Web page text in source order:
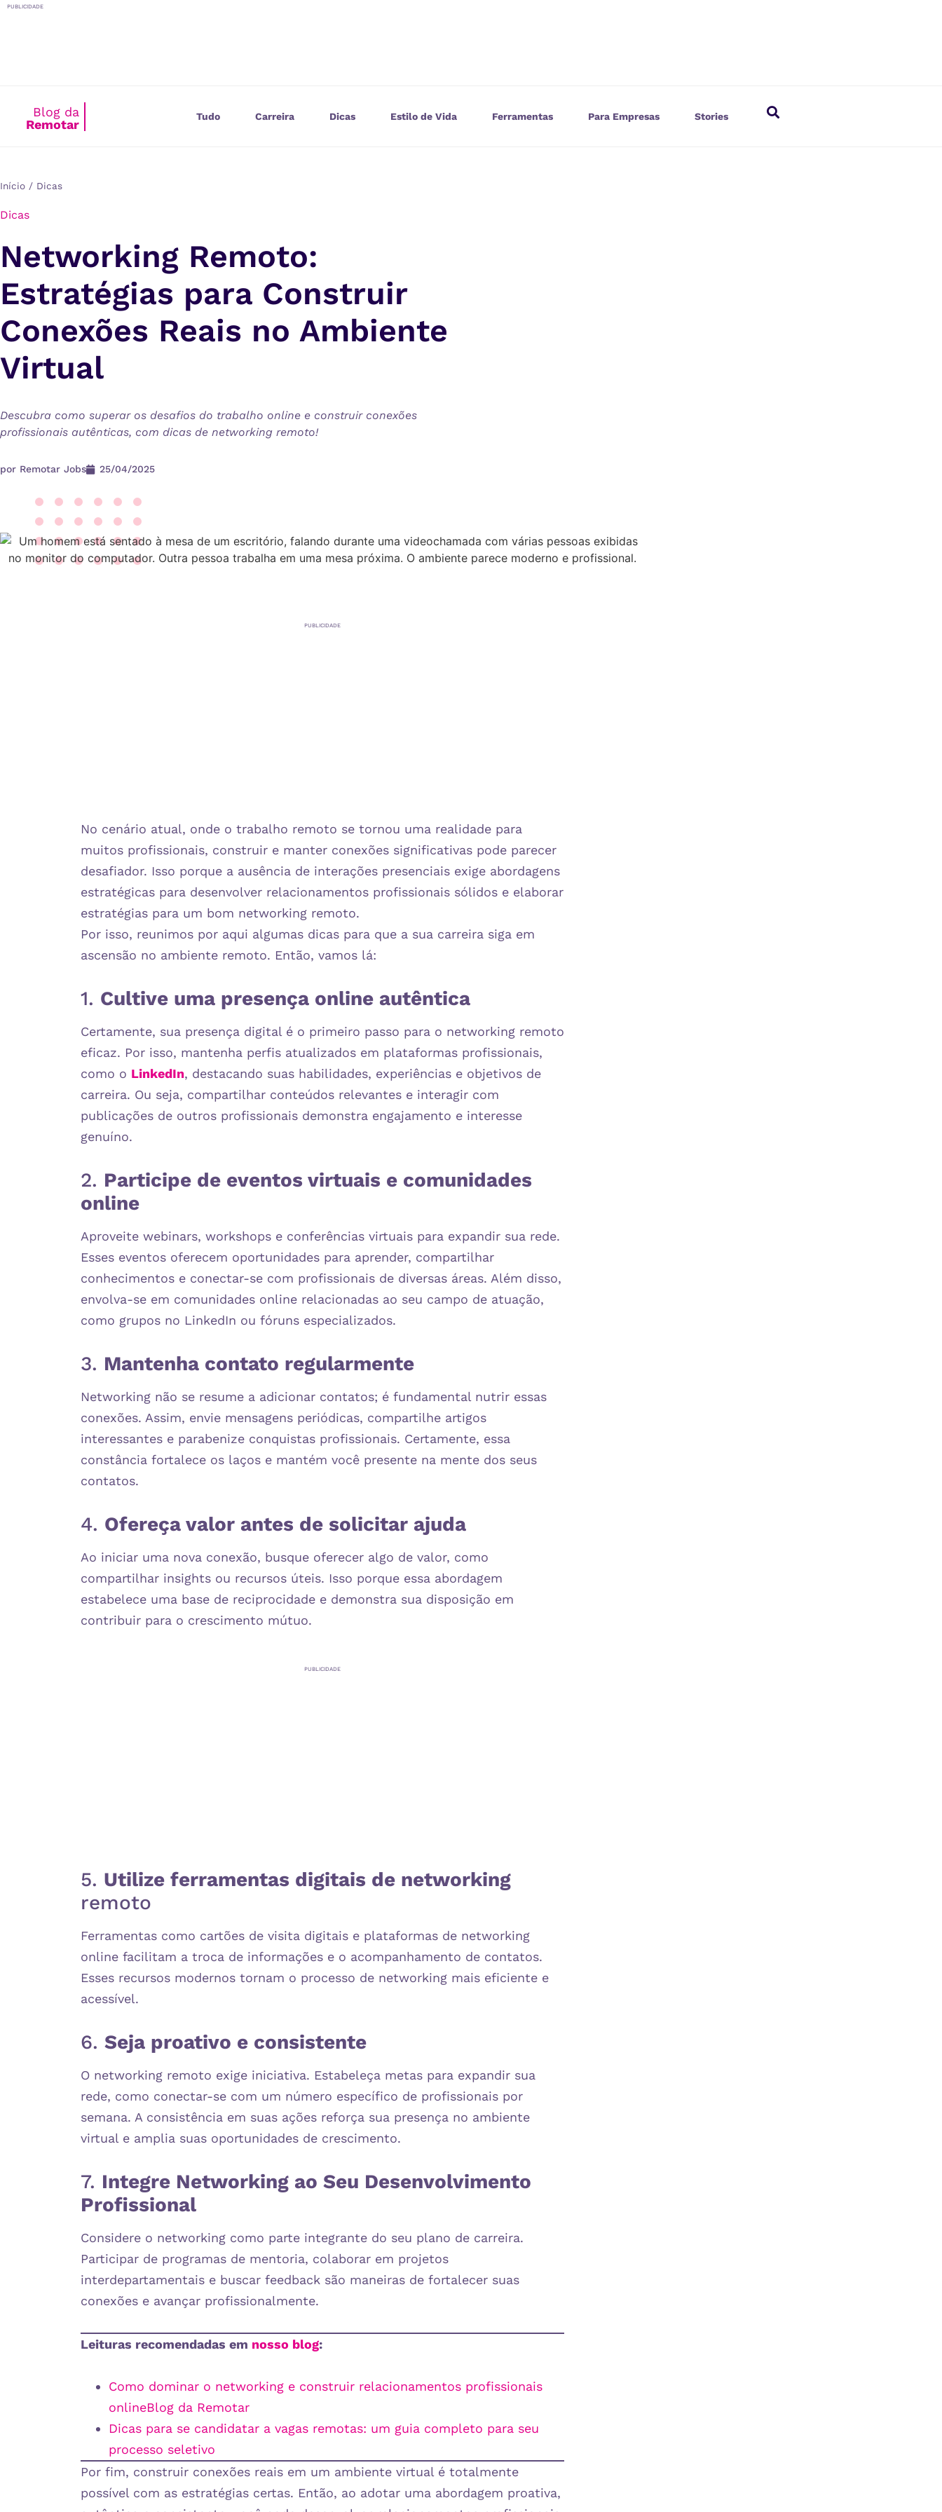
PUBLICIDADE
Blog da
Remotar
Tudo Carreira Dicas Estilo de Vida Ferramentas Para Empresas Stories
Início / Dicas
Dicas
Networking Remoto:
Estratégias para Construir
Conexões Reais no Ambiente
Virtual​
Descubra como superar os desafios do trabalho online e construir conexões
profissionais autênticas, com dicas de ​networking remoto!
por Remotar Jobs 25/04/2025
PUBLICIDADE
No cenário atual, onde o trabalho remoto se tornou uma realidade para
muitos profissionais, construir e manter conexões significativas pode parecer
desafiador. Isso porque a ausência de interações presenciais exige abordagens
estratégicas para desenvolver relacionamentos profissionais sólidos e elaborar
estratégias para um bom networking remoto.​
Por isso, reunimos por aqui algumas dicas para que a sua carreira siga em
ascensão no ambiente remoto. Então, vamos lá:
1. Cultive uma presença online autêntica
Certamente, sua presença digital é o primeiro passo para o networking remoto
eficaz. Por isso, mantenha perfis atualizados em plataformas profissionais,
como o LinkedIn, destacando suas habilidades, experiências e objetivos de
carreira. Ou seja, compartilhar conteúdos relevantes e interagir com
publicações de outros profissionais demonstra engajamento e interesse
genuíno.
2. Participe de eventos virtuais e comunidades
online
Aproveite webinars, workshops e conferências virtuais para expandir sua rede.
Esses eventos oferecem oportunidades para aprender, compartilhar
conhecimentos e conectar-se com profissionais de diversas áreas. Além disso,
envolva-se em comunidades online relacionadas ao seu campo de atuação,
como grupos no LinkedIn ou fóruns especializados. ​
3. Mantenha contato regularmente
Networking não se resume a adicionar contatos; é fundamental nutrir essas
conexões. Assim, envie mensagens periódicas, compartilhe artigos
interessantes e parabenize conquistas profissionais. Certamente, essa
constância fortalece os laços e mantém você presente na mente dos seus
contatos. ​
4. Ofereça valor antes de solicitar ajuda
Ao iniciar uma nova conexão, busque oferecer algo de valor, como
compartilhar insights ou recursos úteis. Isso porque essa abordagem
estabelece uma base de reciprocidade e demonstra sua disposição em
contribuir para o crescimento mútuo.​
PUBLICIDADE
5. Utilize ferramentas digitais de networking
remoto
Ferramentas como cartões de visita digitais e plataformas de networking
online facilitam a troca de informações e o acompanhamento de contatos.
Esses recursos modernos tornam o processo de networking mais eficiente e
acessível. ​
6. Seja proativo e consistente
O networking remoto exige iniciativa. Estabeleça metas para expandir sua
rede, como conectar-se com um número específico de profissionais por
semana. A consistência em suas ações reforça sua presença no ambiente
virtual e amplia suas oportunidades de crescimento.​
7. Integre Networking ao Seu Desenvolvimento
Profissional
Considere o networking como parte integrante do seu plano de carreira.
Participar de programas de mentoria, colaborar em projetos
interdepartamentais e buscar feedback são maneiras de fortalecer suas
conexões e avançar profissionalmente.​
Leituras recomendadas em nosso blog:
Como dominar o networking e construir relacionamentos profissionais
onlineBlog da Remotar
Dicas para se candidatar a vagas remotas: um guia completo para seu
processo seletivo
Por fim, construir conexões reais em um ambiente virtual é totalmente
possível com as estratégias certas. Então, ao adotar uma abordagem proativa,